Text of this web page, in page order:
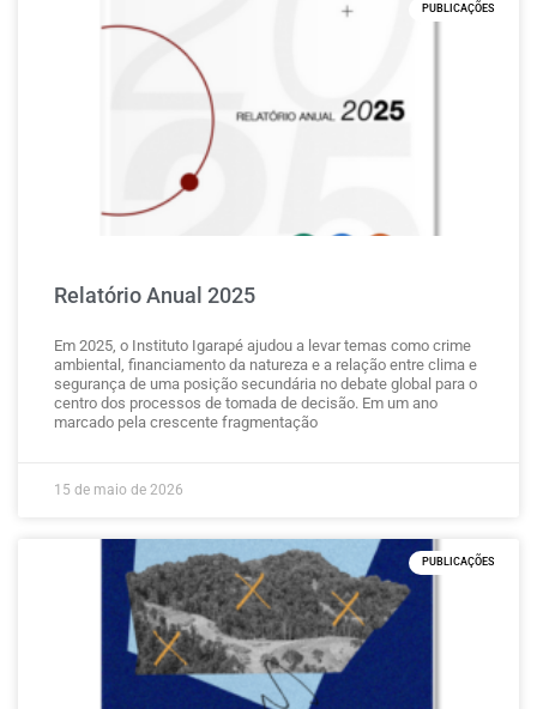
PUBLICAÇÕES
Relatório Anual 2025
Em 2025, o Instituto Igarapé ajudou a levar temas como crime
ambiental, financiamento da natureza e a relação entre clima e
segurança de uma posição secundária no debate global para o
centro dos processos de tomada de decisão. Em um ano
marcado pela crescente fragmentação
15 de maio de 2026
PUBLICAÇÕES